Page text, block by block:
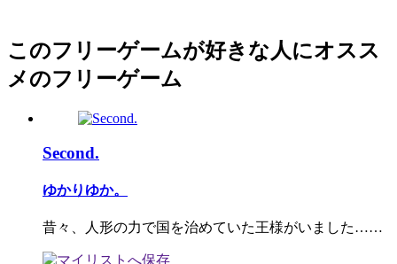
このフリーゲームが好きな人にオスス
メのフリーゲーム
Second.
ゆかりゆか。
昔々、人形の力で国を治めていた王様がいました……